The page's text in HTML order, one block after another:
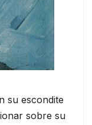
su escondite
sobre su